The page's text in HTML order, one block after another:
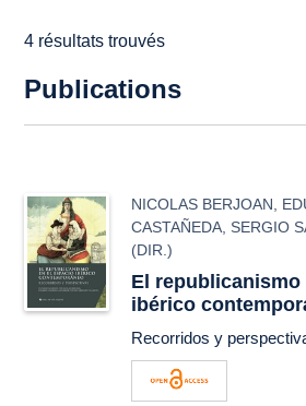
4 résultats trouvés
Publications
NICOLAS BERJOAN
CASTAÑEDA SERGIO
(DIR.)
El republicanismo
ibérico
Recorridos y